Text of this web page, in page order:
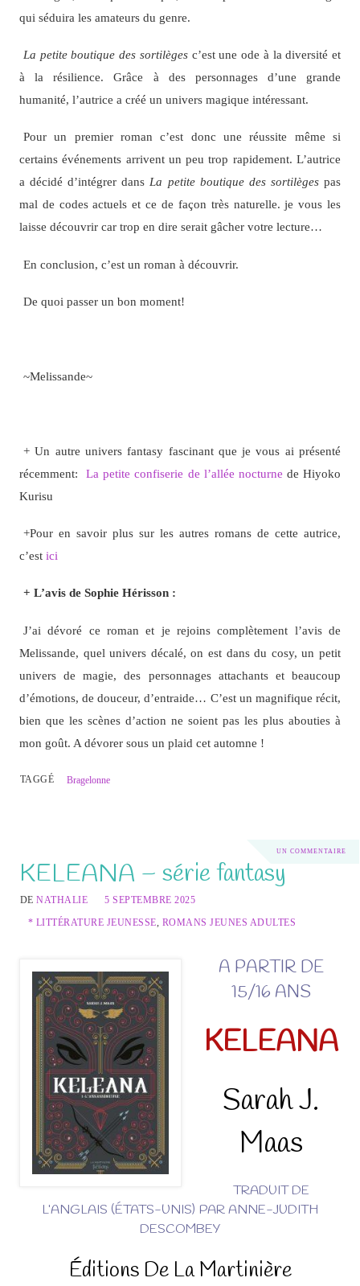
qui séduira les amateurs du genre.
La petite boutique des sortilèges c’est une ode à la diversité et
à la résilience. Grâce à des personnages d’une grande
humanité, l’autrice a créé un univers magique intéressant.
Pour un premier roman c’est donc une réussite même si
certains événements arrivent un peu trop rapidement. L’autrice
a décidé d’intégrer dansLa petite boutique des sortilègespas
mal de codes actuels et ce de façon très naturelle. je vous les
laisse découvrir car trop en dire serait gâcher votre lecture…
En conclusion, c’est un roman à découvrir.
De quoi passer un bon moment!
~Melissande~
+ Un autre univers fantasy fascinant que je vous ai présenté
récemment:La petite confiserie de l’allée nocturne de Hiyoko
Kurisu
+Pour en savoir plus sur les autres romans de cette autrice,
c’est ici
+ L’avis de Sophie Hérisson :
J’ai dévoré ce roman et je rejoins complètement l’avis de
Melissande, quel univers décalé, on est dans du cosy, un petit
univers de magie, des personnages attachants et beaucoup
d’émotions, de douceur, d’entraide… C’est un magnifique récit,
bien que les scènes d’action ne soient pas les plus abouties à
mon goût. A dévorer sous un plaid cet automne !
TAGGÉ Bragelonne
UN COMMENTAIRE
KELEANA – série fantasy
DENATHALIE
5 SEPTEMBRE 2025
* LITTÉRATURE JEUNESSE, ROMANS JEUNES ADULTES
A PARTIR DE
15/16 ANS
KELEANA
Sarah J.
Maas
TRADUIT DE
L’ANGLAIS (ÉTATS-UNIS) PAR ANNE-JUDITH
DESCOMBEY
Éditions De La Martinière